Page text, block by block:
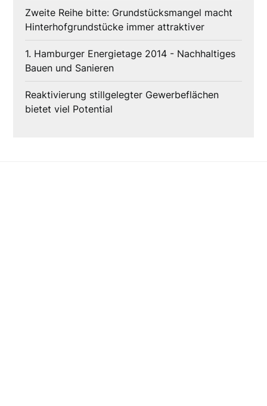
Zweite Reihe bitte: Grundstücksmangel macht
Hinterhofgrundstücke immer attraktiver
1. Hamburger Energietage 2014 - Nachhaltiges
Bauen und Sanieren
Reaktivierung stillgelegter Gewerbeflächen
bietet viel Potential